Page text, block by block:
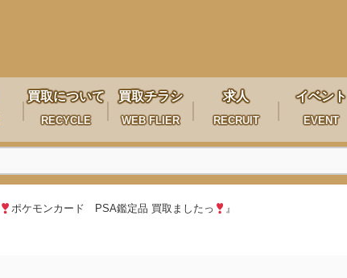
買取について
RECYCLE
買取チラシ
WEB FLIER
求人
RECRUIT
イベント
EVENT
ポケモンカード PSA鑑定品 買取ましたっ 』